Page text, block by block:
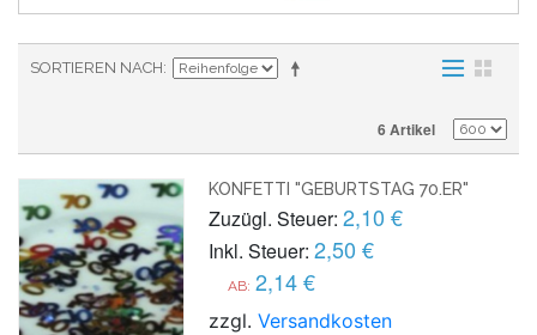
SORTIEREN NACH
6 Artikel
KONFETTI "GEBURTSTAG 70.ER"
Zuzügl. Steuer: 2,10 €
Inkl. Steuer: 2,50 €
AB: 2,14 €
zzgl.Versandkosten